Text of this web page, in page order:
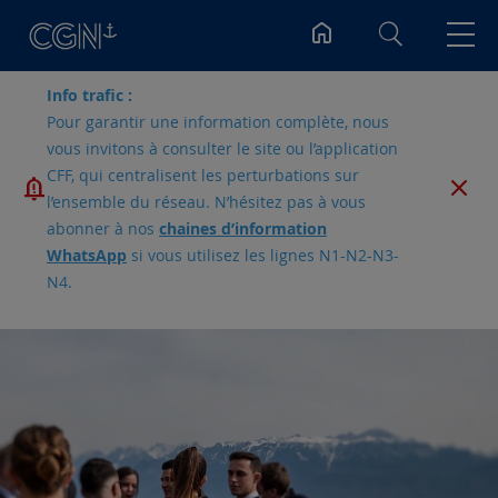
Info trafic :
Pour garantir une information complète, nous
vous invitons à consulter le site ou l’application
CFF, qui centralisent les perturbations sur
l’ensemble du réseau. N’hésitez pas à vous
abonner à nos chaines d’information
WhatsApp si vous utilisez les lignes N1-N2-N3-
N4.